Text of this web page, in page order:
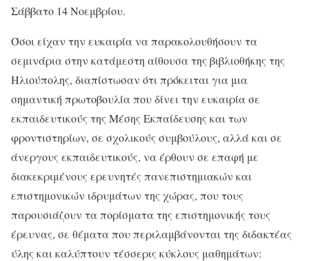
Σάββατο 14 Νοεμβρίου.
Όσοι είχαν την ευκαιρία να παρακολουθήσουν τα
σεμινάρια στην κατάμεστη αίθουσα της βιβλιοθήκης της
Ηλιούπολης, διαπίστωσαν ότι πρόκειται για μια
σημαντική πρωτοβουλία που δίνει την ευκαιρία σε
εκπαιδευτικούς της Μέσης Εκπαίδευσης και των
φροντιστηρίων, σε σχολικούς συμβούλους, αλλά και σε
άνεργους εκπαιδευτικούς, να έρθουν σε επαφή με
διακεκριμένους ερευνητές πανεπιστημιακών και
επιστημονικών ιδρυμάτων της χώρας, που τους
παρουσιάζουν τα πορίσματα της επιστημονικής τους
έρευνας, σε θέματα που περιλαμβάνονται της διδακτέας
ύλης και καλύπτουν τέσσερις κύκλους μαθημάτων: